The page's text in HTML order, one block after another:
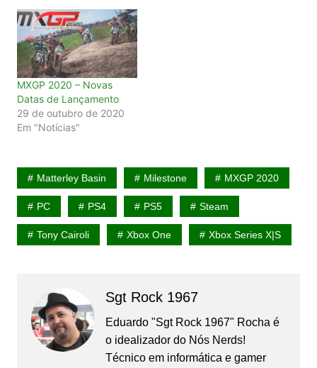
MXGP 2020 – Novas
Datas de Lançamento
29 de outubro de 2020
Em "Notícias"
Matterley Basin Milestone MXGP 2020
PC PS4 PS5 Steam
Tony Cairoli Xbox One Xbox Series X|S
Sgt Rock 1967
Eduardo "Sgt Rock 1967" Rocha é
o idealizador do Nós Nerds!
Técnico em informática e gamer